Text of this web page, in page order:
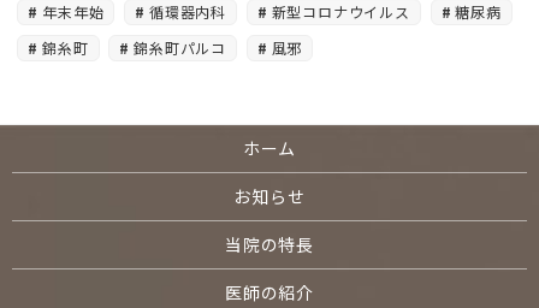
年末年始
循環器内科 新型コロナウイルス
糖尿病
錦糸町
錦糸町パルコ 風邪
ホーム
お知らせ
当院の特長
医師の紹介